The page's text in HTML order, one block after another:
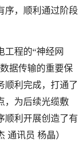
序，顺利通过阶段
程的“神经网
据传输的重要保
顺利完成，打通了
，为后续光缆敷
顺利开展创造了有
通讯员 杨晶）